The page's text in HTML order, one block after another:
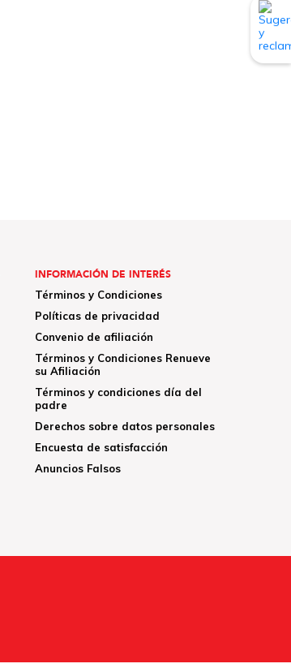
INFORMACIÓN DE INTERÉS
Términos y Condiciones
Políticas de privacidad
Convenio de afiliación
Términos y Condiciones Renueve
su Afiliación
Términos y condiciones día del
padre
Derechos sobre datos personales
Encuesta de satisfacción
Anuncios Falsos